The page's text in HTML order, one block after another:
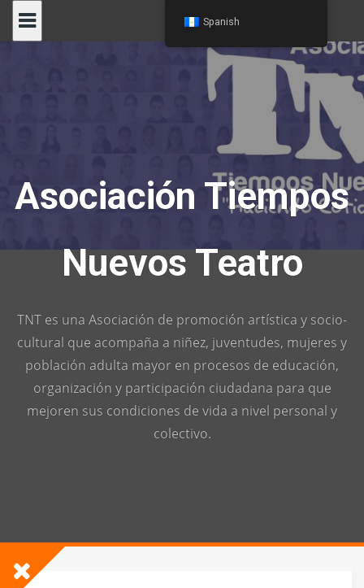
Asociación Tiempos
Nuevos Teatro
TNT es una Asociación de promoción artística y socio-
cultural que acompaña a niñez, juventudes, mujeres y
población adulta mayor en procesos de educación,
organización y participación ciudadana para que
mejoren sus condiciones de vida a nivel personal y
colectivo.
Spanish